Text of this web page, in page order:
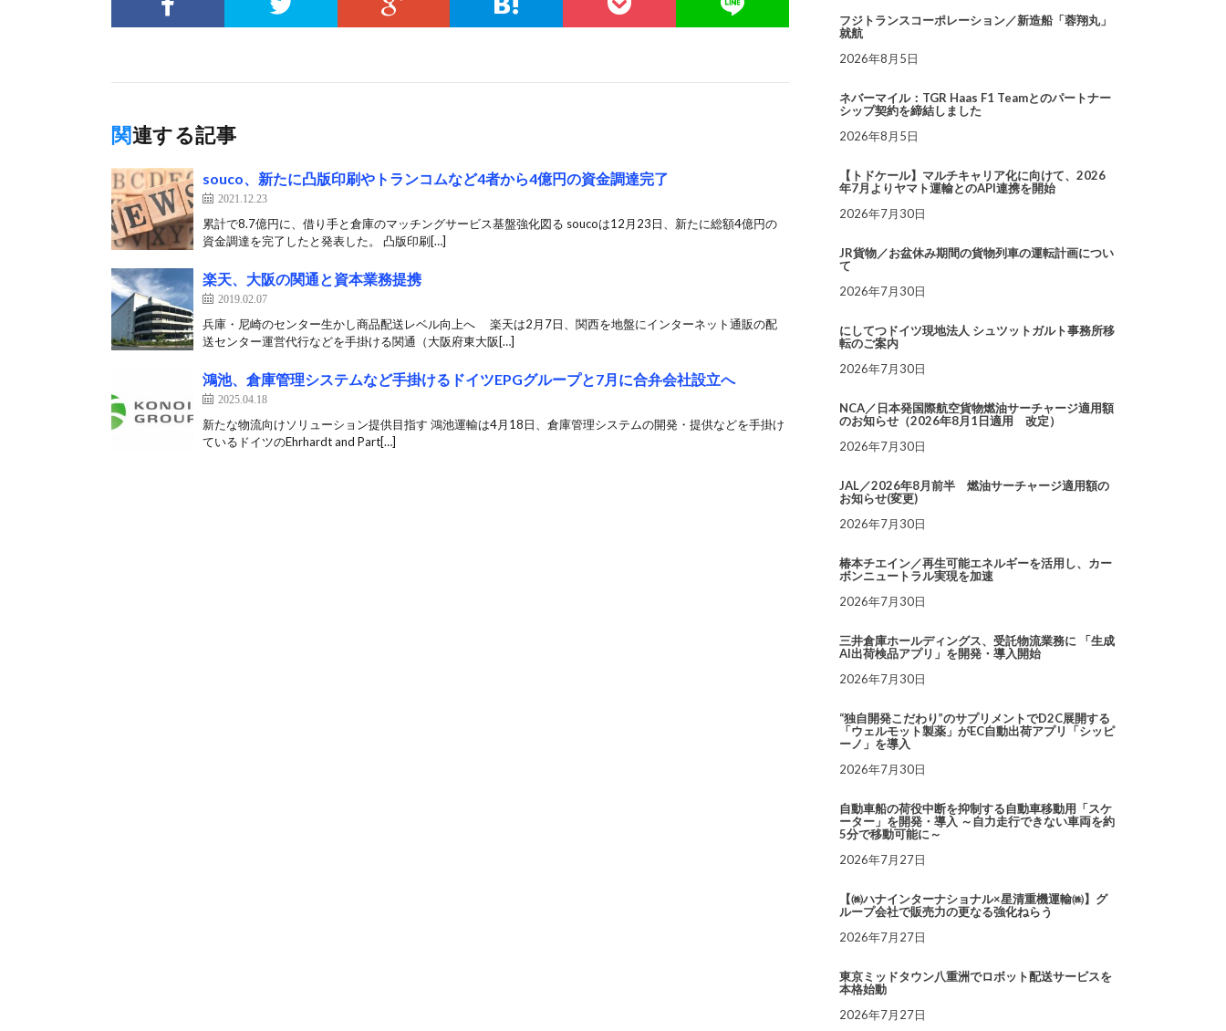
関連する記事
souco、新たに凸版印刷やトランコムなど4者から4億円の資金調達完了
2021.12.23
累計で8.7億円に、借り手と倉庫のマッチングサービス基盤強化図る soucoは12月23日、新たに総額4億円の
資金調達を完了したと発表した。 凸版印刷[…]
楽天、大阪の関通と資本業務提携
2019.02.07
兵庫・尼崎のセンター生かし商品配送レベル向上へ 楽天は2月7日、関西を地盤にインターネット通販の配
送センター運営代行などを手掛ける関通（大阪府東大阪[…]
鴻池、倉庫管理システムなど手掛けるドイツEPGグループと7月に合弁会社設立へ
2025.04.18
新たな物流向けソリューション提供目指す 鴻池運輸は4月18日、倉庫管理システムの開発・提供などを手掛け
ているドイツのEhrhardt and Part[…]
フジトランスコーポレーション／新造船「蓉翔丸」
就航
2026年8月5日
ネバーマイル：TGR Haas F1 Teamとのパートナー
シップ契約を締結しました
2026年8月5日
【トドケール】マルチキャリア化に向けて、2026
年7月よりヤマト運輸とのAPI連携を開始
2026年7月30日
JR貨物／お盆休み期間の貨物列車の運転計画につい
て
2026年7月30日
にしてつドイツ現地法人 シュツットガルト事務所移
転のご案内
2026年7月30日
NCA／日本発国際航空貨物燃油サーチャージ適用額
のお知らせ（2026年8月1日適用 改定）
2026年7月30日
JAL／2026年8月前半 燃油サーチャージ適用額の
お知らせ(変更)
2026年7月30日
椿本チエイン／再生可能エネルギーを活用し、カー
ボンニュートラル実現を加速
2026年7月30日
三井倉庫ホールディングス、受託物流業務に 「生成
AI出荷検品アプリ」を開発・導入開始
2026年7月30日
“独自開発こだわり”のサプリメントでD2C展開する
「ウェルモット製薬」がEC自動出荷アプリ「シッピ
ーノ」を導入
2026年7月30日
自動車船の荷役中断を抑制する自動車移動用「スケ
ーター」を開発・導入 ～自力走行できない車両を約
5分で移動可能に～
2026年7月27日
【㈱ハナインターナショナル×星清重機運輸㈱】グ
ループ会社で販売力の更なる強化ねらう
2026年7月27日
東京ミッドタウン八重洲でロボット配送サービスを
本格始動
2026年7月27日